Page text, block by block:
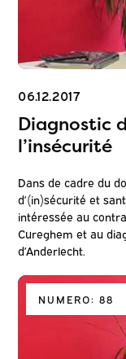
06.12.2017
Diagnostic
l’insécurité
Dans de cadre du
d’(in)sécurité et
intéressée au
Cureghem et au
d’Anderlecht.
NUMERO: 88